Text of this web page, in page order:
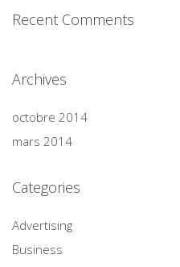
Recent Comments
Archives
octobre 2014
mars 2014
Categories
Advertising
Business